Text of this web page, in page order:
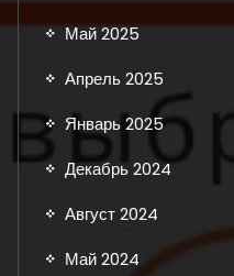
Май 2025
Апрель 2025
Январь 2025
Декабрь 2024
Август 2024
Май 2024